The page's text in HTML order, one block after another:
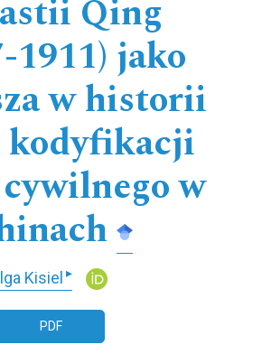
Qing
1911) jako
w historii
kodyfikacji
w
Kisiel ▸
PDF